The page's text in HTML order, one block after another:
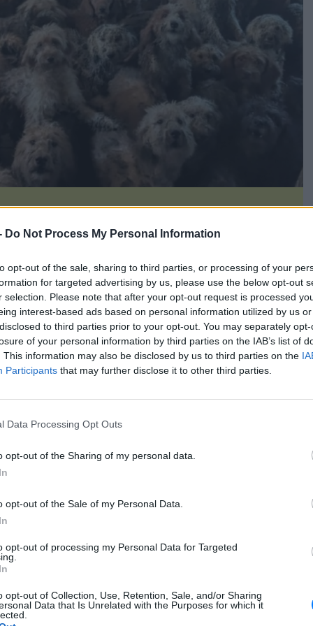
Do Not Process My Personal Information
opt-out of the sale, sharing to third parties, or processing of your
for targeted advertising by us, please use the below opt-out
selection. Please note that after your opt-out request is processed
interest-based ads based on personal information utilized by us
to third parties prior to your opt-out. You may separately
of your personal information by third parties on the IAB’s list of
This information may also be disclosed by us to third parties on the
Participants that may further disclose it to other third parties.
Data Processing Opt Outs
opt-out of the Sharing of my personal data.
opt-out of the Sale of my Personal Data.
opt-out of processing my Personal Data for Targeted
opt-out of Collection, Use, Retention, Sale, and/or Sharing
Data that Is Unrelated with the Purposes for which it
τα περισσότερα μπεζ, στριμωγμένα σε ένα σαλόνι, με τα
τον φωτογράφο.
ιδιοκτήτες, οι οποίοι δεν υπέφεραν άλλο την κατάσταση.
συνθήκες διαβίωσής τους έγινε γρήγορα μη διαχειρίσιμος
οικογενειακών συνθηκών», τόνισε η οργάνωση RSPCA σε
χθες.
τους ιδιοκτήτες, αλλά ανέφερε ότι ήταν «πολύ ευάλωτοι»
τόσο σοκαριστική που η RSPCA αναγκάστηκε να αρνηθεί
ήταν προϊόν Τεχνητής Νοημοσύνης», δήλωσε η
70% περιστατιών που αφορούν νοικοκυριά με 10, 20 ή
και την Ουαλία από το 2021.
αριθμός ζώων διατηρείται σε μία μόνο κατοικία
ψυχικής υγείας (…) ή με εκτροφείς που
σύμφωνα με την οργάνωση.
των προθέσεων συχνά διαπιστώνουν ότι η κατάσταση